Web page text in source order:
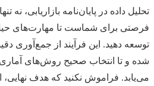
تحلیل داده در پایان‌نامه بازاریابی، نه
فرصتی برای شماست تا مهارت‌های
توسعه دهید. این فرآیند از جمع‌آوری
شده و تا انتخاب صحیح روش‌های آماری
می‌یابد. فراموش نکنید که هدف